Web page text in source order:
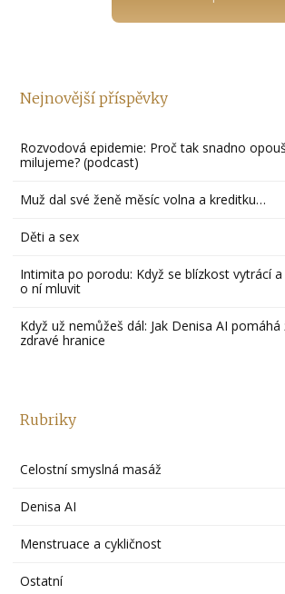
Nejnovější příspěvky
Rozvodová epidemie: Proč tak snadno
milujeme? (podcast)
Muž dal své ženě měsíc volna a kreditku…
Děti a sex
Intimita po porodu: Když se blízkost vytrácí
o ní mluvit
Když už nemůžeš dál: Jak Denisa AI
zdravé hranice
Rubriky
Celostní smyslná masáž
Denisa AI
Menstruace a cykličnost
Ostatní